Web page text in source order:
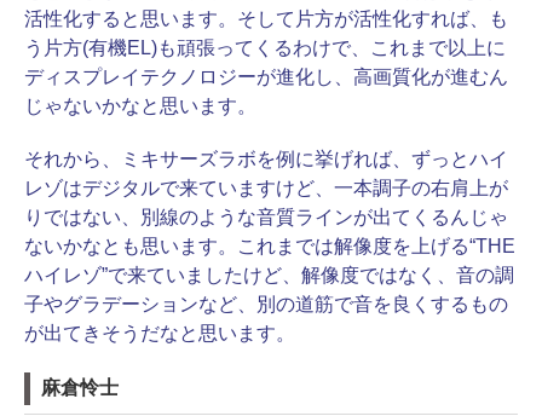
活性化すると思います。そして片方が活性化すれば、も
う片方(有機EL)も頑張ってくるわけで、これまで以上に
ディスプレイテクノロジーが進化し、高画質化が進むん
じゃないかなと思います。
それから、ミキサーズラボを例に挙げれば、ずっとハイ
レゾはデジタルで来ていますけど、一本調子の右肩上が
りではない、別線のような音質ラインが出てくるんじゃ
ないかなとも思います。これまでは解像度を上げる“THE
ハイレゾ”で来ていましたけど、解像度ではなく、音の調
子やグラデーションなど、別の道筋で音を良くするもの
が出てきそうだなと思います。
麻倉怜士